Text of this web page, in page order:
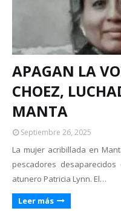
APAGAN LA
CHOEZ,
MANTA
Septiembre 26, 2025
La mujer acribillada en
pescadores desaparecidos
atunero Patricia Lynn. El…
Leer más